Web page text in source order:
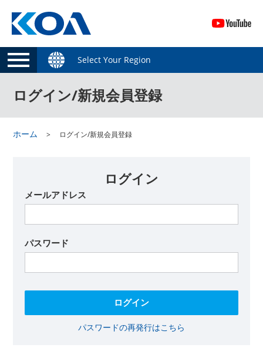
Select Your Region
ログイン/新規会員登録
ホーム ログイン/新規会員登録
ログイン
メールアドレス
パスワード
パスワードの再発行はこちら